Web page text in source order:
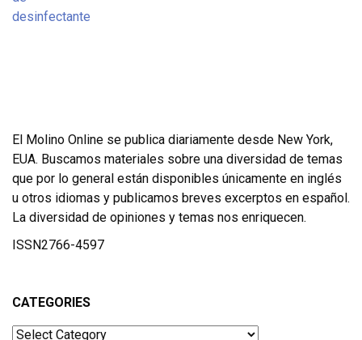
El Molino Online se publica diariamente desde New York,
EUA. Buscamos materiales sobre una diversidad de temas
que por lo general están disponibles únicamente en inglés
u otros idiomas y publicamos breves excerptos en español.
La diversidad de opiniones y temas nos enriquecen.
ISSN2766-4597
CATEGORIES
Categories